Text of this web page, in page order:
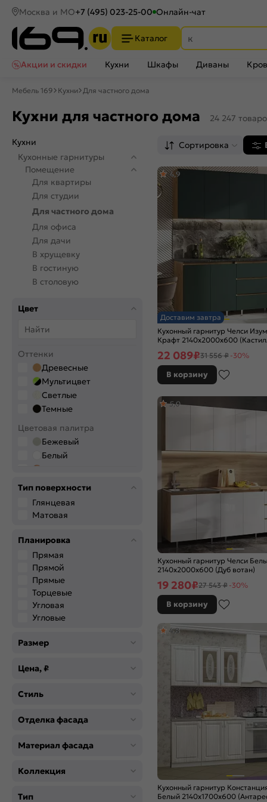
Москва и МО+7 (495) 023-25-00 Онлайн-чат
Каталог
Акции и скидки
Кухни Шкафы Диваны
Мебель 169 Кухни Для частного дома
Кухни для частного дома 24 247
Кухни
Кухонные гарнитуры
Помещение
Для квартиры
Для студии
Для частного дома
Для офиса
Для дачи
В хрущевку
В гостиную
В столовую
Цвет
Оттенки
Древесные
Мультицвет
Светлые
Темные
Цветовая палитра
Бежевый
Белый
Графитовый
Желтый
Зелёный
Золото
Коричневый
Красный
Оранжевый
Розовый
Сатин
Серый
Черный
Angel
Blanco
Тип поверхности
Глянцевая
Матовая
Планировка
Прямая
Прямой
Прямые
Торцевые
Угловая
Угловые
Размер
Цена, ₽
Стиль
Отделка фасада
Материал фасада
Коллекция
Тип
Сортировка
Доставим завтра
Кухонный гарнитур Челси
Крафт 2140x2000x600
4,9
22 089₽31 556 ₽ -30%
В корзину
Кухонный гарнитур Челси
2140x2000x600 (Дуб вотан)
5,0
19 280₽27 543 ₽ -30%
В корзину
Кухонный гарнитур
Белый 2140x1700x600
4,8